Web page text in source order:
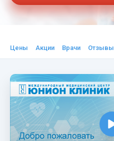
Цены Акции Врачи Отзывы